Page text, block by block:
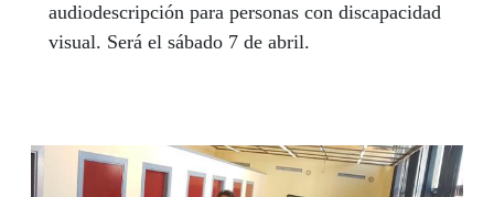
audiodescripción para personas con discapacidad
visual. Será el sábado 7 de abril.